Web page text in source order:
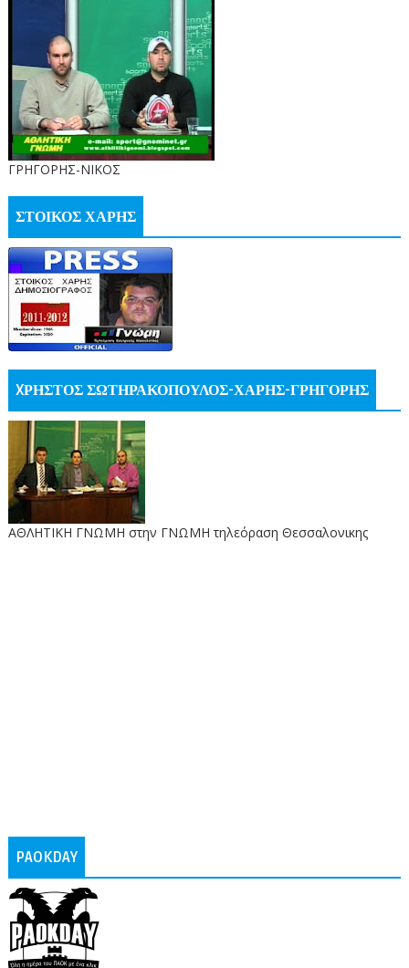
ΓΡΗΓΟΡΗΣ-ΝΙΚΟΣ
ΣΤΟΙΚΟΣ ΧΑΡΗΣ
XΡΗΣΤΟΣ ΣΩΤΗΡΑΚΟΠΟΥΛΟΣ-ΧΑΡΗΣ-ΓΡΗΓΟΡΗΣ
ΑΘΛΗΤΙΚΗ ΓΝΩΜΗ στην ΓΝΩΜΗ τηλεόραση Θεσσαλονικης
PAOKDAY